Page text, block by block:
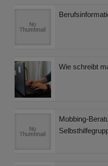
Wie schreibt
Mobbing-